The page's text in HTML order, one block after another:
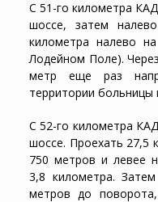
С 51-го километра
шоссе, затем
километра налево
Лодейном Поле).
метр еще раз
территории больницы
С 52-го километра
шоссе. Проехать 27,5
750 метров и левее
3,8 километра.
метров до